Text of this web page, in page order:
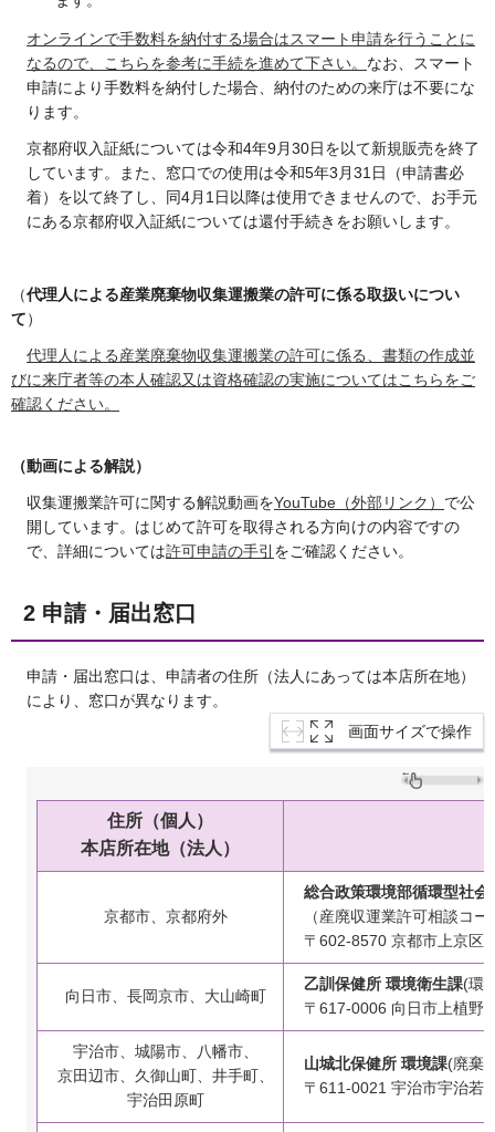
オンラインで手数料を納付する場合はスマート申請を行うことに
なるので、こちらを参考に手続を進めて下さい。 なお、スマート
申請により手数料を納付した場合、納付のための来庁は不要にな
ります。
京都府収入証紙については令和4年9月30日を以て新規販売を終了
しています。また、窓口での使用は令和5年3月31日（申請書必
着）を以て終了し、同4月1日以降は使用できませんので、お手元
にある京都府収入証紙については還付手続きをお願いします。
（代理人による産業廃棄物収集運搬業の許可に係る取扱いについ
て）
代理人による産業廃棄物収集運搬業の許可に係る、書類の作成並
びに来庁者等の本人確認又は資格確認の実施についてはこちらをご
確認ください。
（動画による解説）
収集運搬業許可に関する解説動画をYouTube（外部リンク） で公
開しています。はじめて許可を取得される方向けの内容ですの
で、詳細については許可申請の手引 をご確認ください。
2 申請・届出窓口
申請・届出窓口は、申請者の住所（法人にあっては本店所在地）
により、窓口が異なります。
画面サイズで操作
住所（個人）
本店所在地（法人）
京都市、京都府外
総合政策環境部循環型社会
（産廃収運業許可相談コー
〒602-8570 京都市上京区
向日市、長岡京市、大山崎町
乙訓保健所 環境衛生課(環
〒617-0006 向日市上植野
宇治市、城陽市、八幡市、
京田辺市、久御山町、井手町、
宇治田原町
山城北保健所 環境課(廃棄
〒611-0021 宇治市宇治若